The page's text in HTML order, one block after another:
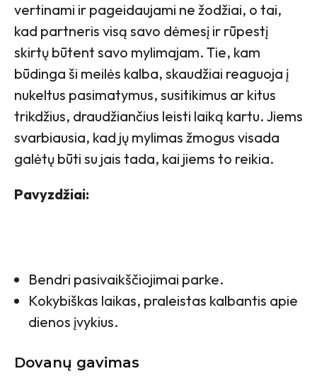
vertinami ir pageidaujami ne žodžiai, o tai,
kad partneris visą savo dėmesį ir rūpestį
skirtų būtent savo mylimajam. Tie, kam
būdinga ši meilės kalba, skaudžiai reaguoja į
nukeltus pasimatymus, susitikimus ar kitus
trikdžius, draudžiančius leisti laiką kartu. Jiems
svarbiausia, kad jų mylimas žmogus visada
galėtų būti su jais tada, kai jiems to reikia.
Pavyzdžiai:
Bendri pasivaikščiojimai parke.
Kokybiškas laikas, praleistas kalbantis apie
dienos įvykius.
Dovanų gavimas